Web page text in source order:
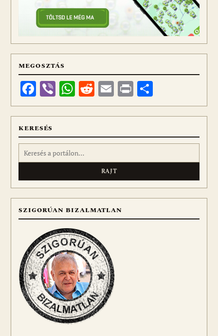
MEGOSZTÁS
Facebook
ViberWhatsApp
Reddit
Email
Print
meg
KERESÉS
Keresés:
SZIGORÚAN BIZALMATLAN